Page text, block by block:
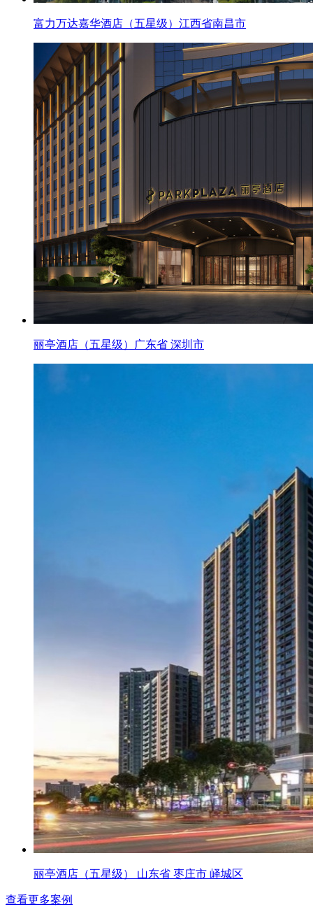
富力万达嘉华酒店（五星级）江西省南昌市
丽亭酒店（五星级）广东省 深圳市
丽亭酒店（五星级） 山东省 枣庄市 峄城区
查看更多案例